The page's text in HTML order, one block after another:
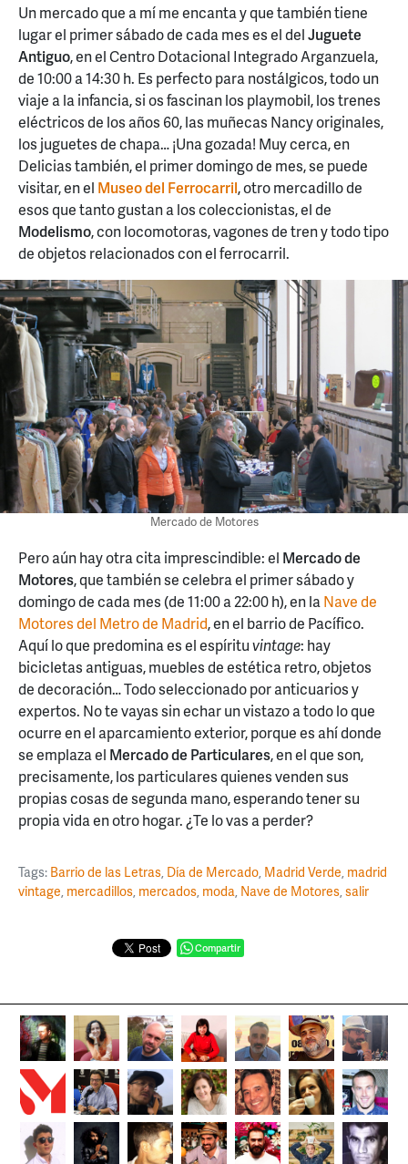
Un mercado que a mí me encanta y que también tiene
lugar el primer sábado de cada mes es el delJuguete
Antiguo, en el Centro Dotacional Integrado Arganzuela,
de 10:00 a 14:30 h. Es perfecto para nostálgicos, todo un
viaje a la infancia, si os fascinan los playmobil, los trenes
eléctricos de los años 60, las muñecas Nancy originales,
los juguetes de chapa… ¡Una gozada! Muy cerca, en
Delicias también, el primer domingo de mes, se puede
visitar, en el Museo del Ferrocarril, otro mercadillo de
esos que tanto gustan a los coleccionistas, el de
Modelismo, con locomotoras, vagones de tren y todo tipo
de objetos relacionados con el ferrocarril.
Mercado de Motores
Pero aún hay otra cita imprescindible: el Mercado de
Motores, que también se celebra el primer sábado y
domingo de cada mes (de 11:00 a 22:00 h), en laNave de
Motores del Metro de Madrid, en el barrio de Pacífico.
Aquí lo que predomina es el espírituvintage: hay
bicicletas antiguas, muebles de estética retro, objetos
de decoración… Todo seleccionado por anticuarios y
expertos. No te vayas sin echar un vistazo a todo lo que
ocurre en el aparcamiento exterior, porque es ahí donde
se emplaza el Mercado de Particulares, en el que son,
precisamente, los particulares quienes venden sus
propias cosas de segunda mano, esperando tener su
propia vida en otro hogar. ¿Te lo vas a perder?
Tags: Barrio de las Letras Día de Mercado Madrid Verde madrid
vintage mercadillos mercados moda Nave de Motores salir
Compartir